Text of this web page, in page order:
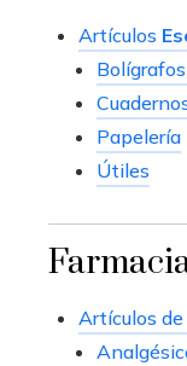
Artículos
Papelería
Útiles
Artículos de